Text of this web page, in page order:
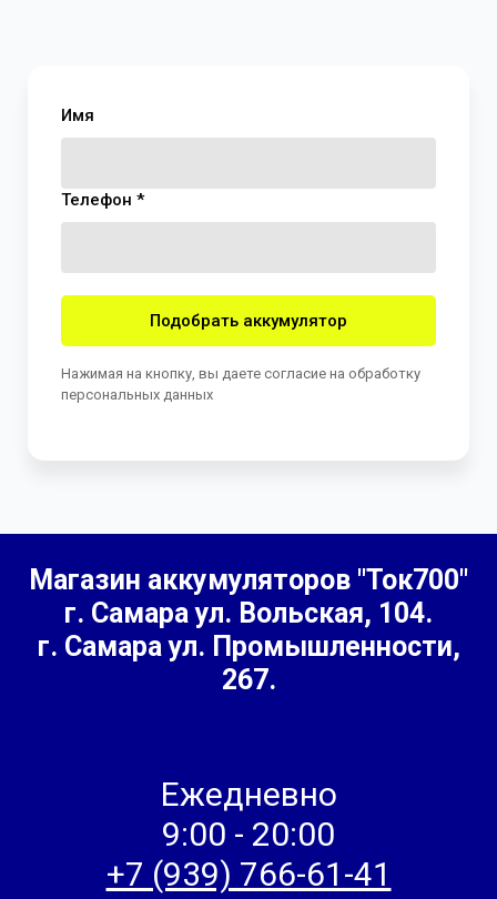
Имя
Телефон *
Подобрать аккумулятор
Нажимая на кнопку, вы даете согласие на обработку
персональных данных
Магазин аккумуляторов "Ток700"
г. Самараул. Вольская, 104.
г. Самара ул. Промышленности,
267.
Ежедневно
9:00 - 20:00
+7 (939) 766-61-41